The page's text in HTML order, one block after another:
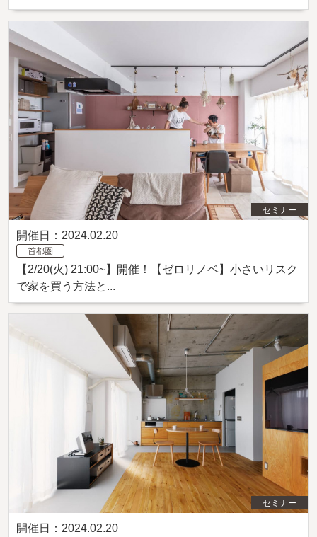
セミナー
開催日：2024.02.20
首都圏
【2/20(火) 21:00~】開催！【ゼロリノベ】小さいリスク
で家を買う方法と...
セミナー
開催日：2024.02.20